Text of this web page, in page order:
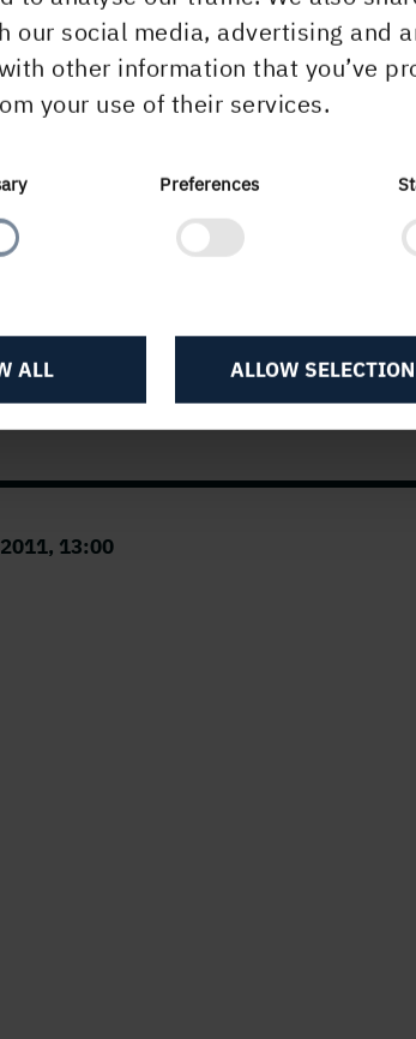
our social media, advertising and
other information that you’ve
your use of their services.
Preferences
ALLOW SELECTION
ALL
Anders Jernhall, ekonomi- och
66 2122
Ingela Carlsson, informationsdirektör,
kap. lagen (2007:528) om
informationen i denna delårsrapport
Delårsrapport januari-september
13:00